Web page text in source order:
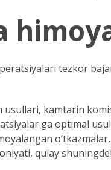
tezkor
usullari, kamtarin
ga optimal usul
qulay